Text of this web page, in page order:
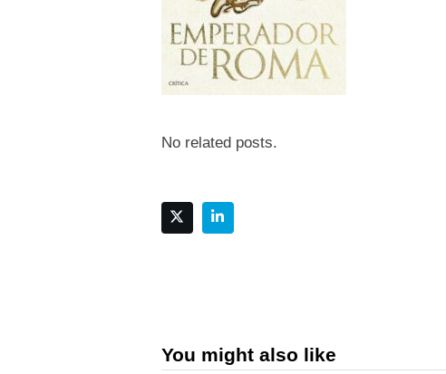
No related posts.
You might also like